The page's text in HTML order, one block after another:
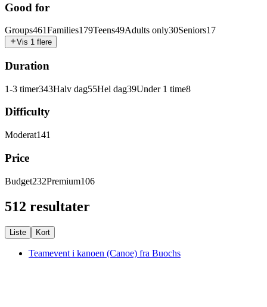
Good for
Groups461Families179Teens49Adults only30Seniors17
Vis 1 flere
Duration
1-3 timer343Halv dag55Hel dag39Under 1 time8
Difficulty
Moderat141
Price
Budget232Premium106
512 resultater
Liste Kort
Teamevent i kanoen (Canoe) fra Buochs